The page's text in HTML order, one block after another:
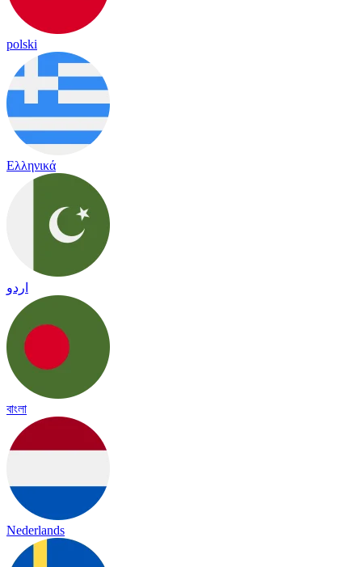
polski
Ελληνικά
اردو
বাংলা
Nederlands